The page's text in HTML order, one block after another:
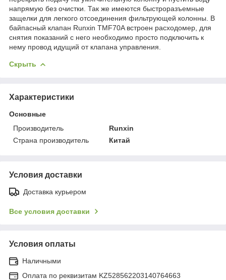
напрямую без очистки. Так же имеются быстроразъемные
защелки для легкого отсоединения фильтрующей колонны. В
байпасный клапан Runxin TMF70A встроен расходомер, для
снятия показаний с него необходимо просто подключить к
нему провод идущий от клапана управления.
Скрыть
Характеристики
Основные
Производитель
Runxin
Страна производитель
Китай
Условия доставки
Доставка курьером
Все условия доставки
Условия оплаты
Наличными
Оплата по реквизитам KZ528562203140764663